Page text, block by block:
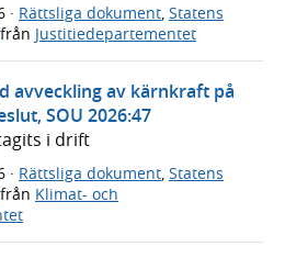
· Rättsliga dokument, Statens
från Justitiedepartementet
avveckling av kärnkraft på
SOU 2026:47
i drift
· Rättsliga dokument Statens
från Klimat- och